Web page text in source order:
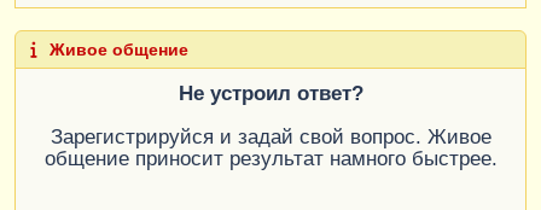
Живое общение
Не устроил ответ?
Зарегистрируйся и задай свой вопрос. Живое
общение приносит результат намного быстрее.